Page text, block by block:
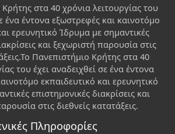
στα 40 χρόνια λειτουργίας του
ένα έντονα εξωστρεφές και καινοτόμο
ερευνητικό Ίδρυμα με σημαντικές
και ξεχωριστή παρουσία στις
Πανεπιστήμιο Κρήτης στα 40
του έχει αναδειχθεί σε ένα έντονα
εκπαιδευτικό και ερευνητικό
επιστημονικές διακρίσεις και
στις διεθνείς κατατάξεις.
Πληροφορίες